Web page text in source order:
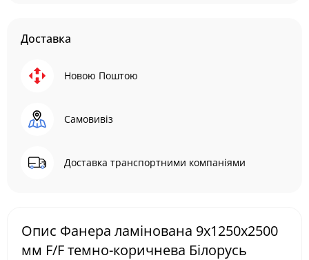
Доставка
Новою Поштою
Самовивіз
Доставка транспортними компаніями
Опис Фанера ламінована 9х1250х2500
мм F/F темно-коричнева Білорусь